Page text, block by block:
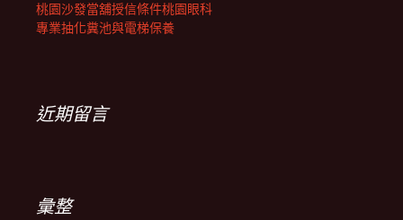
桃園沙發當舖授信條件桃園眼科
專業抽化糞池與電梯保養
近期留言
彙整